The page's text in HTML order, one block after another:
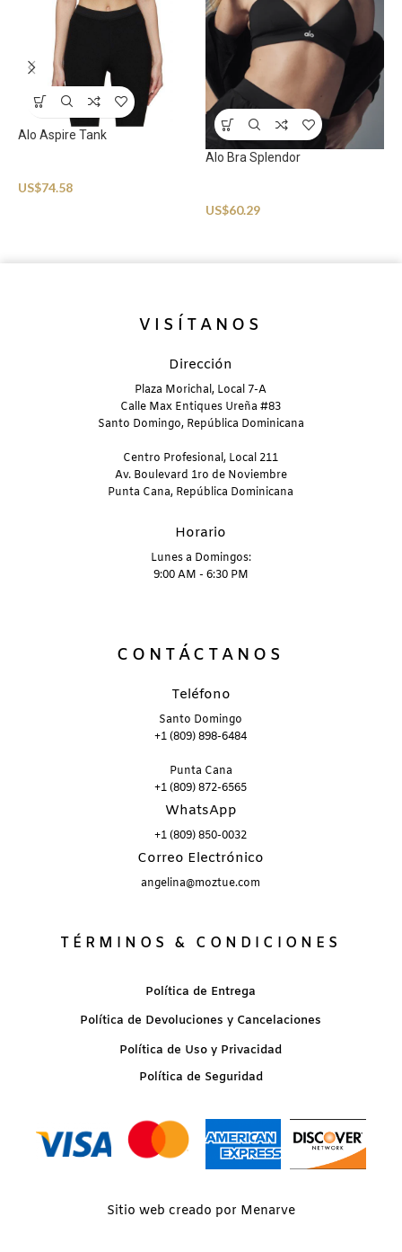
Alo Aspire Tank
US$74.58
Alo Bra Splendor
US$60.29
VISÍTANOS
Dirección
Plaza Morichal, Local 7-A
Calle Max Entiques Ureña #83
Santo Domingo, República Dominicana
Centro Profesional, Local 211
Av. Boulevard 1ro de Noviembre
Punta Cana, República Dominicana
Horario
Lunes a Domingos:
9:00 AM - 6:30 PM
CONTÁCTANOS
Teléfono
Santo Domingo
+1 (809) 898-6484
Punta Cana
+1 (809) 872-6565
WhatsApp
+1 (809) 850-0032
Correo Electrónico
angelina@moztue.com
TÉRMINOS & CONDICIONES
Política de Entrega
Política de Devoluciones y Cancelaciones
Política de Uso y Privacidad
Política de Seguridad
Sitio web creado por Menarve